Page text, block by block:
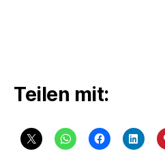
Teilen mit: